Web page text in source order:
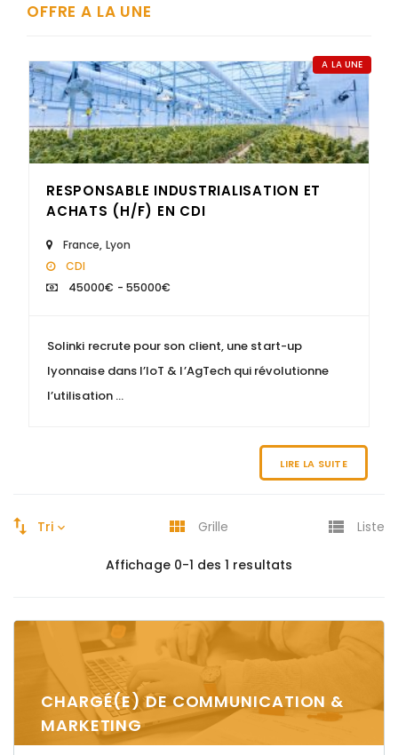
OFFRE A LA UNE
A LA UNE
RESPONSABLE INDUSTRIALISATION ET
ACHATS (H/F) EN CDI
France, Lyon
CDI
45000€ - 55000€
Solinki recrute pour son client, une start-up
lyonnaise dans l’IoT & l’AgTech qui révolutionne
l’utilisation ...
LIRE LA SUITE
Tri Grille Liste
Affichage 0-1 des 1 resultats
CHARGÉ(E) DE COMMUNICATION &
MARKETING